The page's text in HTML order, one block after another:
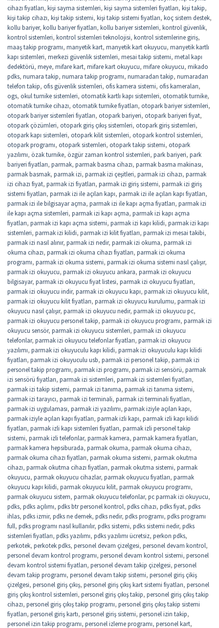
cihazı fiyatları, kişi sayma sistemleri, kişi sayma sistemleri fiyatları, kişi takip,
kişi takip cihazı, kişi takip sistemi, kişi takip sistemi fiyatları, koç sistem destek,
kollu bariyer, kollu bariyer fiyatları, kollu bariyer sistemleri, kontrol güvenlik,
kontrol sistemleri, kontrol sistemleri teknolojisi, kontrol sistemlerine giriş,
maaş takip programı, manyetik kart, manyetik kart okuyucu, manyetik kartlı
kapı sistemleri, merkezi güvenlik sistemleri, mesai takip sistemi, metal kapı
dedektörü, meye, mifare kart, mifare kart okuyucu, mifare okuyucu, mikado
pdks, numara takip, numara takip programı, numaradan takip, numaradan
telefon takip, ofis güvenlik sistemleri, ofis kamera sistemi, ofis kameraları,
ogs, okul turnike sistemleri, otomatik kartlı kapı sistemleri, otomatik turnike,
otomatik turnike cihazı, otomatik turnike fiyatları, otopark bariyer sistemleri,
otopark bariyer sistemleri fiyatları, otopark bariyeri, otopark bariyeri fiyat,
otopark çözümleri, otopark giriş çıkış sistemleri, otopark giriş sistemleri,
otopark kapı sistemleri, otopark kilit sistemleri, otopark kontrol sistemleri,
otopark programı, otopark sistemleri, otopark takip sistemi, otopark
yazılımı, özak turnike, özgür zaman kontrol sistemleri, park bariyeri, park
bariyeri fiyatları, parmak, parmak basma cihazı, parmak basma makinası,
parmak basmak, parmak izi, parmak izi çeşitleri, parmak izi cihazı, parmak
izi cihazı fiyat, parmak izi fiyatları, parmak izi giriş sistemi, parmak izi giriş
sistemi fiyatları, parmak izi ile açılan kapı, parmak izi ile açılan kapı fiyatları,
parmak izi ile bilgisayar açma, parmak izi ile kapı açma fiyatları, parmak izi
ile kapı açma sistemleri, parmak izi kapı açma, parmak izi kapı açma
fiyatları, parmak izi kapı açma sistemi, parmak izi kapı kilidi, parmak izi kapı
sistemleri, parmak izi kilidi, parmak izi kilit fiyatları, parmak izi mesai takibi,
parmak izi nasıl alınır, parmak izi nedir, parmak izi okuma, parmak izi
okuma cihazı, parmak izi okuma cihazı fiyatları, parmak izi okuma
programı, parmak izi okuma sistemi, parmak izi okuma sistemi nasıl çalışır,
parmak izi okuyucu, parmak izi okuyucu ankara, parmak izi okuyucu
bilgisayar, parmak izi okuyucu fiyat listesi, parmak izi okuyucu fiyatları,
parmak izi okuyucu indir, parmak izi okuyucu kapı, parmak izi okuyucu kilit,
parmak izi okuyucu kilit fiyatları, parmak izi okuyucu kurulumu, parmak izi
okuyucu nasıl çalışır, parmak izi okuyucu nedir, parmak izi okuyucu pc,
parmak izi okuyucu personel takip, parmak izi okuyucu programı, parmak izi
okuyucu sensör, parmak izi okuyucu sistemleri, parmak izi okuyucu
telefonlar, parmak izi okuyucu telefonlar fiyatları, parmak izi okuyucu
yazılımı, parmak izi okuyuculu kapı kilidi, parmak izi okuyuculu kapı kilidi
fiyatları, parmak izi okuyuculu usb, parmak izi personel takip, parmak izi
personel takip programı, parmak izi programı, parmak izi sensörü, parmak
izi sensörü fiyatları, parmak izi sistemleri, parmak izi sistemleri fiyatları,
parmak izi takip sistemi, parmak izi tanıma, parmak izi tanıma sistemi,
parmak izi tarayıcı, parmak izi terminali, parmak izi terminali fiyatları,
parmak izi uygulaması, parmak izi yazılımı, parmak iziyle açılan kapı,
parmak iziyle açılan kapı fiyatları, parmak izli kapı, parmak izli kapı kilidi
fiyatları, parmak izli kapı sistemleri fiyatları, parmak izli personel takip
sistemi, parmak izli telefonlar, parmak kamera, parmak kamera fiyatları,
parmak kamera hepsiburada, parmak okuma, parmak okuma cihazı,
parmak okuma cihazı fiyatları, parmak okuma sistemi, parmak okutma
cihazı, parmak okutma cihazı fiyatları, parmak okutma sistemi, parmak
okuyucu, parmak okuyucu cihazlar, parmak okuyucu fiyatları, parmak
okuyucu kapı kilidi, parmak okuyucu kilit, parmak okuyucu programı,
parmak okuyucu sistem, parmak okuyucu telefonlar, pc parmak izi okuyucu,
pdks, pdks açılımı, pdks btr personel kontrol, pdks cihazı, pdks fiyat, pdks
ihlas, pdks izmir, pdks ne demek, pdks nedir, pdks programı, pdks programı
full, pdks programı nasıl kullanılır, pdks sistemi, pdks sistemi nedir, pdks
sistemleri fiyatları, pdks yazılımı, pdks yazılımı ücretsiz, perkon pdks,
perkotek, perkotek pdks, personel devam çizelgesi, personel devam kontrol,
personel devam kontrol programı, personel devam kontrol sistemi, personel
devam kontrol sistemi fiyatları, personel devam takip çizelgesi, personel
devam takip programı, personel devam takip sistemi, personel giriş çikiş
çizelgesi, personel giriş çıkış, personel giriş çıkış kart sistemi fiyatları, personel
giriş çıkış kontrol sistemleri, personel giriş çıkış takip, personel giriş çıkış takip
cihazı, personel giriş çıkış takip programı, personel giriş çıkış takip sistemi
fiyatları, personel giriş kartı, personel giriş sistemi, personel izin takip,
personel izin takip programı, personel izleme programı, personel kart,